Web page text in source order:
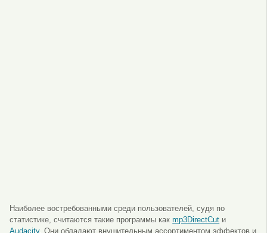
Наиболее востребованными среди пользователей, судя по
статистике, считаются такие программы какmp3DirectCut и
Audacity. Они обладают внушительным ассортиментом эффектов и